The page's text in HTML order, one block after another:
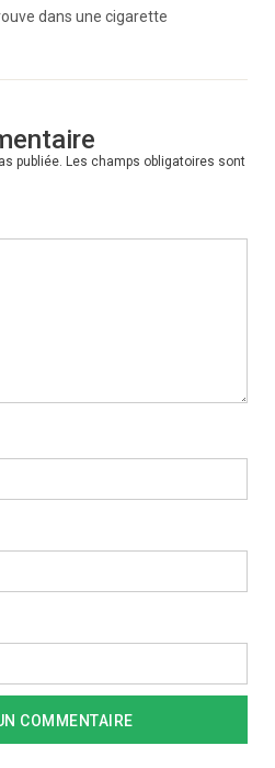
dans une cigarette
publiée. Les champs obligatoires sont